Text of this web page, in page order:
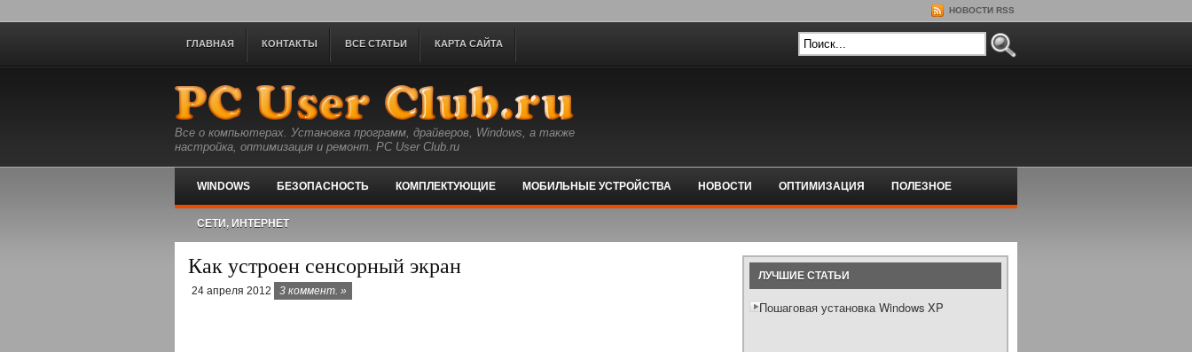
НОВОСТИ RSS
ГЛАВНАЯ КОНТАКТЫ ВСЕ СТАТЬИ КАРТА САЙТА
Все о компьютерах. Установка программ, драйверов, Windows, а также
настройка, оптимизация и ремонт. PC User Club.ru
WINDOWS БЕЗОПАСНОСТЬ КОМПЛЕКТУЮЩИЕ МОБИЛЬНЫЕ УСТРОЙСТВА НОВОСТИ ОПТИМИЗАЦИЯ ПОЛЕЗНОЕ
СЕТИ, ИНТЕРНЕТ
Как устроен сенсорный экран
24 апреля 2012 3 коммент. »
ЛУЧШИЕ СТАТЬИ
Пошаговая установка Windows XP